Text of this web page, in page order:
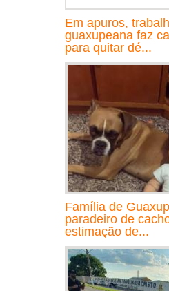
Em apuros,
guaxupeana faz
para quitar dé...
Família de
paradeiro de
estimação de...